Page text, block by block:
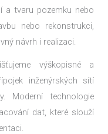
a tvaru pozemku nebo
nebo rekonstrukci,
návrh i realizaci.
výškopisné a
inženýrských sítí
Moderní technologie
dat, které slouží